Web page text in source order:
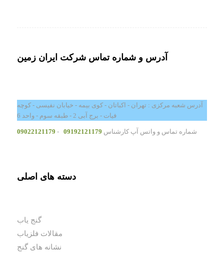
آدرس و شماره تماس شرکت ایران زمین
آدرس شعبه مرکزی : تهران - اکباتان - کوی بیمه - خیابان نفیسی - کوچه
فیات - برج آبی 2 - طبقه سوم - واحد 6
شماره تماس و واتس آپ کارشناس 09192121179
-
09022121179
دسته های اصلی
گنج یاب
مقالات فلزیاب
نشانه های گنج